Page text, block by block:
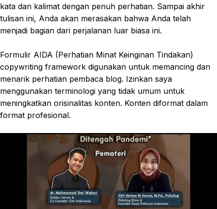
kata dan kalimat dengan penuh perhatian. Sampai akhir
tulisan ini, Anda akan merasakan bahwa Anda telah
menjadi bagian dari perjalanan luar biasa ini.
Formulir AIDA (Perhatian Minat Keinginan Tindakan)
copywriting framework digunakan untuk memancing dan
menarik perhatian pembaca blog. Izinkan saya
menggunakan terminologi yang tidak umum untuk
meningkatkan orisinalitas konten. Konten diformat dalam
format profesional.